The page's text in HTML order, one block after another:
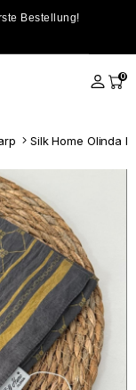
Bestellung!
0